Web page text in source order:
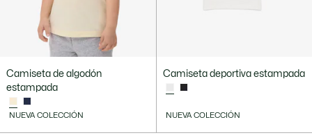
Camiseta de algodón
estampada
NUEVA COLECCIÓN
Camiseta deportiva estampada
NUEVA COLECCIÓN